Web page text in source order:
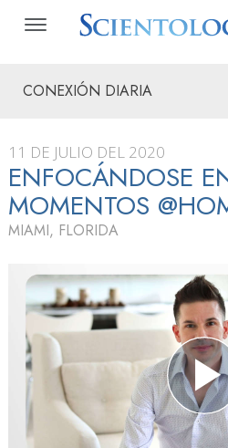
CONEXIÓN DIARIA
11 DE JULIO DEL 2020
ENFOCÁNDOSE
MOMENTOS
MIAMI, FLORIDA